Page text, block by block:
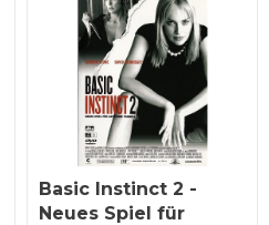
Basic Instinct 2 -
Neues Spiel für